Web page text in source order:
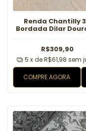
Renda Chantilly
Bordada Dilar
R$309,90
5 x deR$61,98 sem
COMPRE AGORA